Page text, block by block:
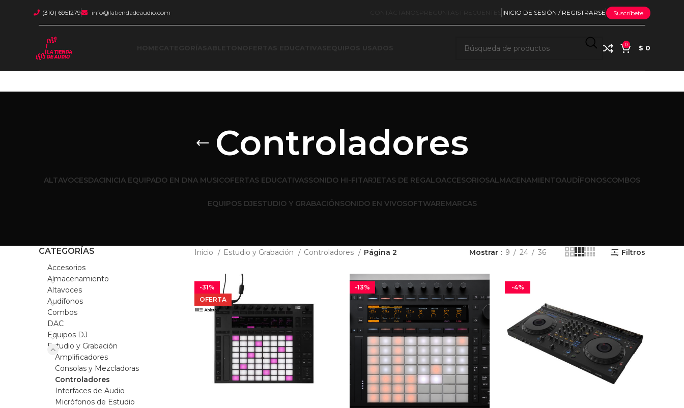
(310) 6951279 info@latiendadeaudio.com INICIO DE SESIÓN / REGISTRARSE Suscríbete
0 $ 0
Controladores
ALTAVOCESDACINICIA EQUIPADO EN DNA MUSICOFERTAS EDUCATIVASSONIDO HI-FITARJETAS DE REGALOACCESORIOSALMACENAMIENTOAUDÍFONOSCOMBOS
EQUIPOS DJESTUDIO Y GRABACIÓNSONIDO EN VIVOSOFTWAREMARCAS
CATEGORÍAS
Accesorios
Almacenamiento
Altavoces
Audífonos
Combos
DAC
Equipos DJ
Estudio y Grabación
Amplificadores
Consolas y Mezcladoras
Controladores
Interfaces de Audio
Micrófonos de Estudio
Inicio Estudio y Grabación Controladores Página 2 Mostrar 9 24 36 Filtros
-31%
OFERTA
-13% -4%